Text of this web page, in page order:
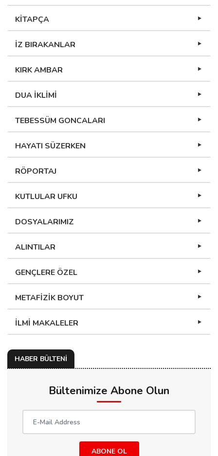
KİTAPÇA
İZ BIRAKANLAR
KIRK AMBAR
DUA İKLİMİ
TEBESSÜM GONCALARI
HAYATI SÜZERKEN
RÖPORTAJ
KUTLULAR UFKU
DOSYALARIMIZ
ALINTILAR
GENÇLERE ÖZEL
METAFİZİK BOYUT
İLMİ MAKALELER
HABER BÜLTENİ
Bültenimize Abone Olun
ABONE OL